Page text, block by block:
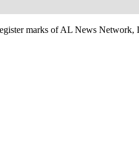
marks of AL News Network,